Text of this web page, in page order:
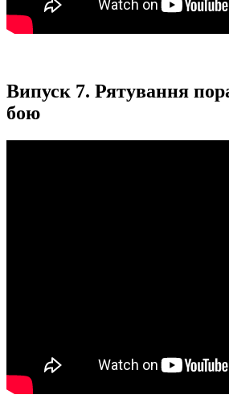
Випуск 7. Рятування
бою